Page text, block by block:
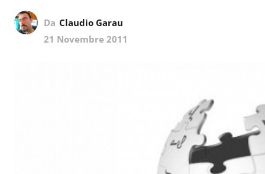
Da Claudio Garau
21 Novembre 2011